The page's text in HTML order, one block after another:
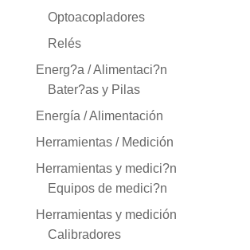
Optoacopladores
Relés
Energ?a / Alimentaci?n
Bater?as y Pilas
Energía / Alimentación
Herramientas / Medición
Herramientas y medici?n
Equipos de medici?n
Herramientas y medición
Calibradores